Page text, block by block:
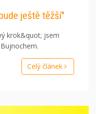
ještě těžší"
krok&quot; jsem
Celý článek